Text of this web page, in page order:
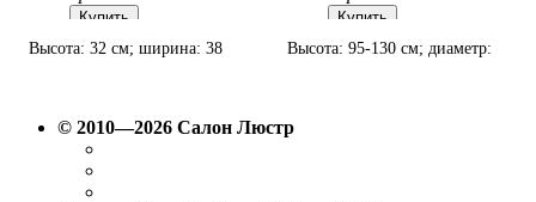
Купить
Высота: 32 см; ширина: 38
Купить
Высота: 95-130 см; диаметр:
© 2010—2026 Салон Люстр